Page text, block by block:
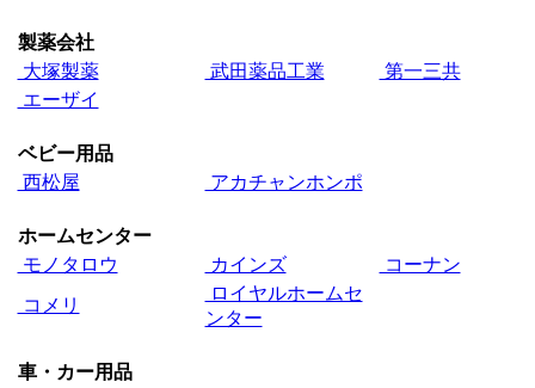
製薬会社
大塚製薬
武田薬品工業
第一三共
エーザイ
ベビー用品
西松屋
アカチャンホンポ
ホームセンター
モノタロウ
カインズ
コーナン
コメリ
ロイヤルホームセ
ンター
車・カー用品